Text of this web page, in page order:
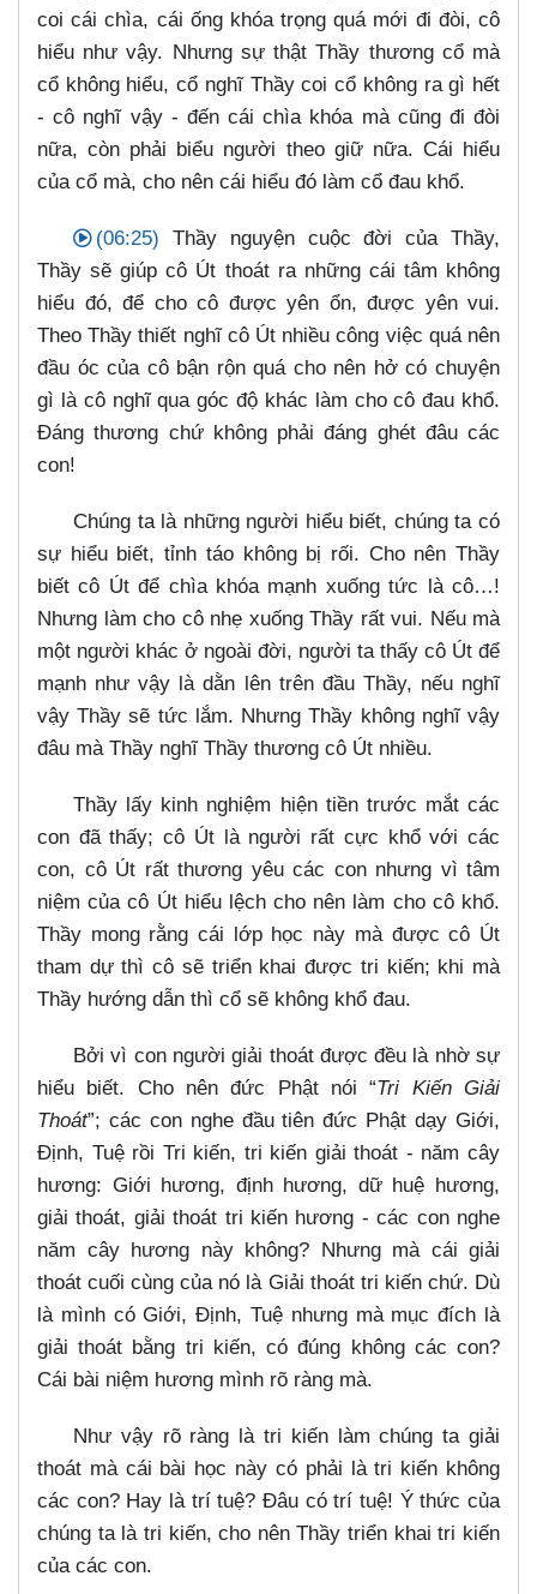
coi cái chìa, cái ống khóa trọng quá mới đi đòi, cô
hiểu như vậy. Nhưng sự thật Thầy thương cổ mà
cổ không hiểu, cổ nghĩ Thầy coi cổ không ra gì hết
- cô nghĩ vậy - đến cái chìa khóa mà cũng đi đòi
nữa, còn phải biểu người theo giữ nữa. Cái hiểu
của cổ mà, cho nên cái hiểu đó làm cổ đau khổ.
(06:25) Thầy nguyện cuộc đời của Thầy,
Thầy sẽ giúp cô Út thoát ra những cái tâm không
hiểu đó, để cho cô được yên ổn, được yên vui.
Theo Thầy thiết nghĩ cô Út nhiều công việc quá nên
đầu óc của cô bận rộn quá cho nên hở có chuyện
gì là cô nghĩ qua góc độ khác làm cho cô đau khổ.
Đáng thương chứ không phải đáng ghét đâu các
con!
Chúng ta là những người hiểu biết, chúng ta có
sự hiểu biết, tỉnh táo không bị rối. Cho nên Thầy
biết cô Út để chìa khóa mạnh xuống tức là cô…​!
Nhưng làm cho cô nhẹ xuống Thầy rất vui. Nếu mà
một người khác ở ngoài đời, người ta thấy cô Út để
mạnh như vậy là dằn lên trên đầu Thầy, nếu nghĩ
vậy Thầy sẽ tức lắm. Nhưng Thầy không nghĩ vậy
đâu mà Thầy nghĩ Thầy thương cô Út nhiều.
Thầy lấy kinh nghiệm hiện tiền trước mắt các
con đã thấy; cô Út là người rất cực khổ với các
con, cô Út rất thương yêu các con nhưng vì tâm
niệm của cô Út hiểu lệch cho nên làm cho cô khổ.
Thầy mong rằng cái lớp học này mà được cô Út
tham dự thì cô sẽ triển khai được tri kiến; khi mà
Thầy hướng dẫn thì cổ sẽ không khổ đau.
Bởi vì con người giải thoát được đều là nhờ sự
hiểu biết. Cho nên đức Phật nói “Tri Kiến Giải
Thoát”; các con nghe đầu tiên đức Phật dạy Giới,
Định, Tuệ rồi Tri kiến, tri kiến giải thoát - năm cây
hương: Giới hương, định hương, dữ huệ hương,
giải thoát, giải thoát tri kiến hương - các con nghe
năm cây hương này không? Nhưng mà cái giải
thoát cuối cùng của nó là Giải thoát tri kiến chứ. Dù
là mình có Giới, Định, Tuệ nhưng mà mục đích là
giải thoát bằng tri kiến, có đúng không các con?
Cái bài niệm hương mình rõ ràng mà.
Như vậy rõ ràng là tri kiến làm chúng ta giải
thoát mà cái bài học này có phải là tri kiến không
các con? Hay là trí tuệ? Đâu có trí tuệ! Ý thức của
chúng ta là tri kiến, cho nên Thầy triển khai tri kiến
của các con.